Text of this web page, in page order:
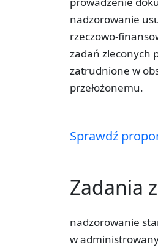
nadzorowanie
rzeczowo-
zadań zleconych
zatrudnione w
przełożonemu.
Sprawdź
Zadania
nadzorowanie
w